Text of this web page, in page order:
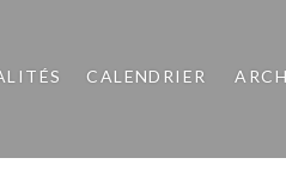
CALENDRIER